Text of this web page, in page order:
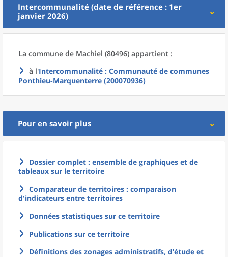
Intercommunalité (date de référence : 1er
janvier 2026)
La commune de Machiel (80496) appartient :
à l'Intercommunalité : Communauté de communes
Ponthieu-Marquenterre (200070936)
Pour en savoir plus
Dossier complet : ensemble de graphiques et de
tableaux sur le territoire
Comparateur de territoires : comparaison
d'indicateurs entre territoires
Données statistiques sur ce territoire
Publications sur ce territoire
Définitions des zonages administratifs, d’étude et